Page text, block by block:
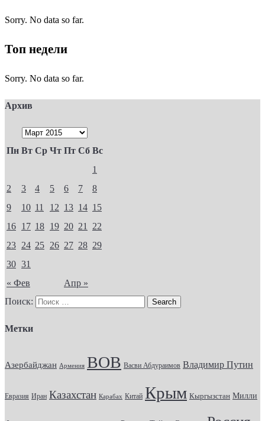
Sorry. No data so far.
Топ недели
Sorry. No data so far.
Архив
Пн Вт Ср Чт Пт Сб Вс
« Фев Апр »
1
2
3 4 5 6 7
8
9
10 11 12 13 14 15
16 17 18 19 20 21
22
23 24 25 26 27 28 29
30 31
Поиск:
Метки
Азербайджан Армения ВОВ Васви Абдураимов Владимир Путин
Евразия Иран Казахстан Карабах Китай Крым Кыргызстан Милли